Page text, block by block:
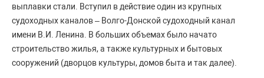
выплавки стали. Вступил в действие один из крупных
судоходных каналов – Волго-Донской судоходный канал
имени В.И. Ленина. В больших объемах было начато
строительство жилья, а также культурных и бытовых
сооружений (дворцов культуры, домов быта и так далее).